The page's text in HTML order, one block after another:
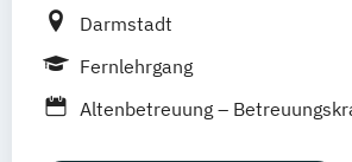
Darmstadt
Fernlehrgang
Altenbetreuung –